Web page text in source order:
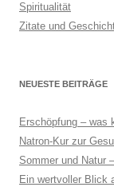
Spiritualität
Zitate und
NEUESTE BEITRÄGE
Erschöpfung – was
Natron-Kur zur
Sommer und Natur
Ein wertvoller Blick